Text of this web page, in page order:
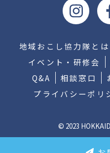
地域おこし協力隊とは
イベント・研修会
Q&A
相談窓口
プライバシーポリ
© 2023